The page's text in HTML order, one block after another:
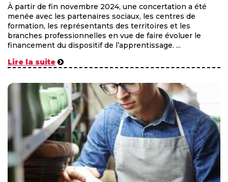
À partir de fin novembre 2024, une concertation a été
menée avec les partenaires sociaux, les centres de
formation, les représentants des territoires et les
branches professionnelles en vue de faire évoluer le
financement du dispositif de l’apprentissage. ...
Lire la suite